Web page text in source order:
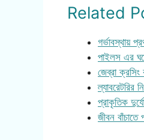
Related
গর্ভাবস্থায়
পাইলস এর
জেব্রা
প্রাকৃতিক
জীবন বাঁচাতে